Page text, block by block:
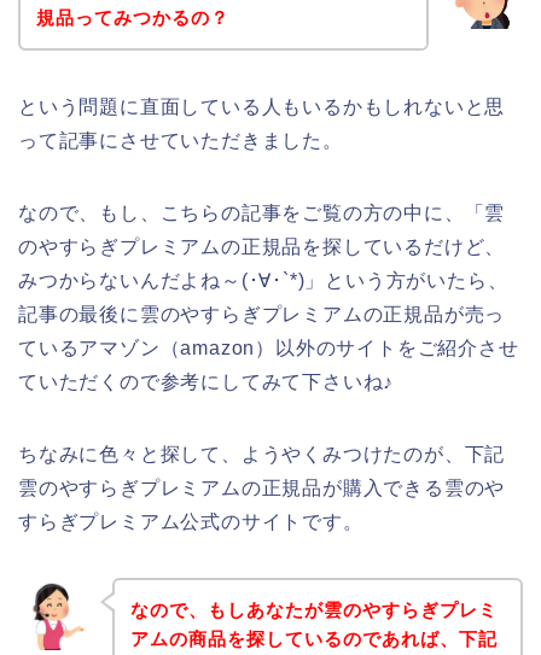
規品ってみつかるの？
という問題に直面している人もいるかもしれないと思
って記事にさせていただきました。
なので、もし、こちらの記事をご覧の方の中に、「雲
のやすらぎプレミアムの正規品を探しているだけど、
みつからないんだよね～(･∀･`*)」という方がいたら、
記事の最後に雲のやすらぎプレミアムの正規品が売っ
ているアマゾン（amazon）以外のサイトをご紹介させ
ていただくので参考にしてみて下さいね♪
ちなみに色々と探して、ようやくみつけたのが、下記
雲のやすらぎプレミアムの正規品が購入できる雲のや
すらぎプレミアム公式のサイトです。
なので、もしあなたが雲のやすらぎプレミ
アムの商品を探しているのであれば、下記